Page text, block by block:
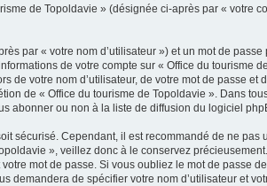
de Topoldavie » (désignée ci-après par « votre
par « votre nom d’utilisateur ») et un mot de
de votre compte sur « Office du
de votre nom d’utilisateur, de votre mot de passe
de « Office du tourisme de Topoldavie ». Dans
abonner ou non à la liste de diffusion du logiciel
sécurisé. Cependant, il est recommandé de ne
», veillez donc à le conservez
mot de passe. Si vous oubliez le mot de passe
demandera de spécifier votre nom d’utilisateur et